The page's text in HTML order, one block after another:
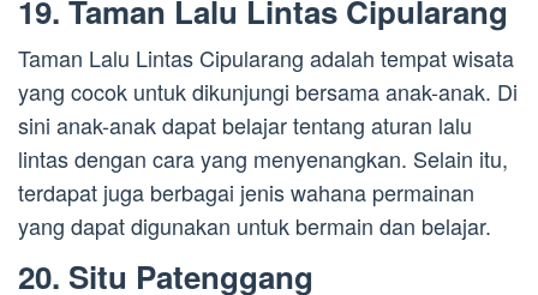
19. Taman Lalu Lintas Cipularang
Taman Lalu Lintas Cipularang adalah tempat wisata
yang cocok untuk dikunjungi bersama anak-anak. Di
sini anak-anak dapat belajar tentang aturan lalu
lintas dengan cara yang menyenangkan. Selain itu,
terdapat juga berbagai jenis wahana permainan
yang dapat digunakan untuk bermain dan belajar.
20. Situ Patenggang